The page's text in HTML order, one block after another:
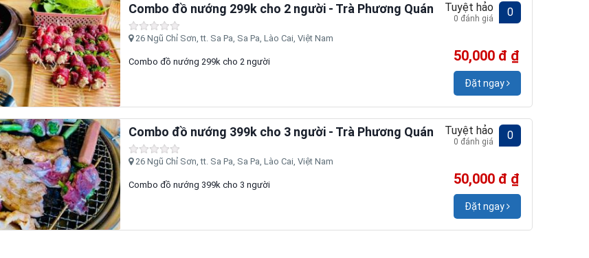
Combo đồ nướng 299k cho 2 người - Trà Phương Quán
26 Ngũ Chỉ Sơn, tt. Sa Pa, Sa Pa, Lào Cai, Việt Nam
Tuyệt hảo
0 đánh giá 0
Combo đồ nướng 299k cho 2 người 50,000 đ ₫
Đặt ngay
Combo đồ nướng 399k cho 3 người - Trà Phương Quán
26 Ngũ Chỉ Sơn, tt. Sa Pa, Sa Pa, Lào Cai, Việt Nam
Tuyệt hảo
0 đánh giá 0
Combo đồ nướng 399k cho 3 người 50,000 đ ₫
Đặt ngay